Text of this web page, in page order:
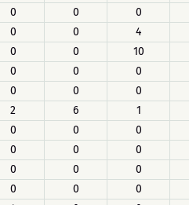
0 0
0
0 0
4
0 0
10
0 0
0
0 0
0
2 6
1
0 0
0
0 0
0
0 0
0
0 0
0